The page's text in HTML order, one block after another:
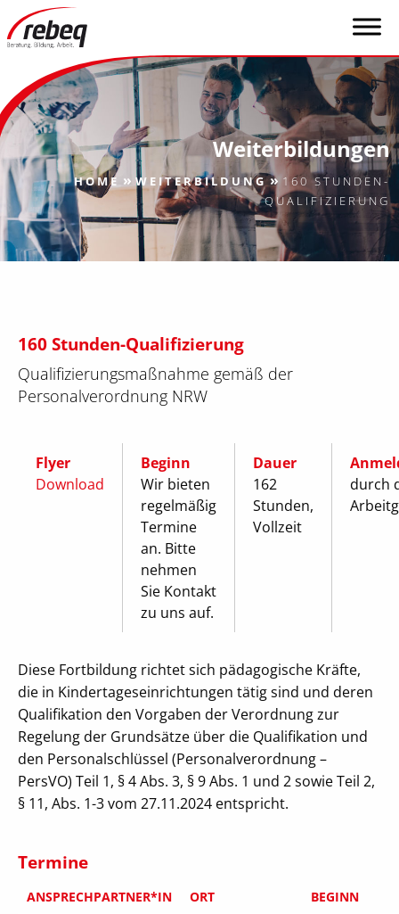
Weiterbildungen
HOME » WEITERBILDUNG» 160 STUNDEN-
QUALIFIZIERUNG
160 Stunden-Qualifizierung
Qualifizierungsmaßnahme gemäß der
Personalverordnung NRW
Flyer
Download
Beginn
Wir bieten
regelmäßig
Termine
an. Bitte
nehmen
Sie Kontakt
zu uns auf.
Dauer
162
Stunden,
Vollzeit
durch
Diese Fortbildung richtet sich pädagogische Kräfte,
die in Kindertageseinrichtungen tätig sind und deren
Qualifikation den Vorgaben der Verordnung zur
Regelung der Grundsätze über die Qualifikation und
den Personalschlüssel (Personalverordnung –
PersVO) Teil 1, § 4 Abs. 3, § 9 Abs. 1 und 2 sowie Teil 2,
§ 11, Abs. 1-3 vom 27.11.2024 entspricht.
Termine
ANSPRECHPARTNER*IN ORT BEGINN